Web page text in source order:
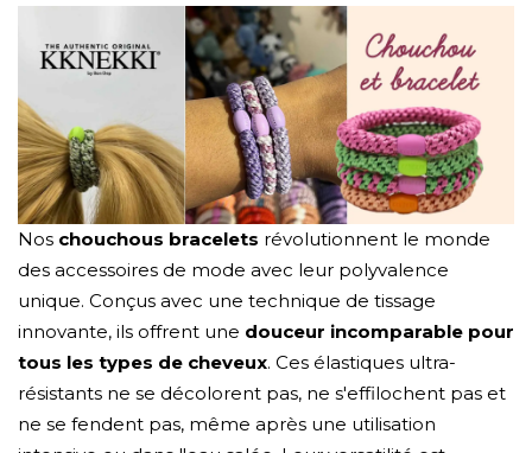
Nos chouchous bracelets révolutionnent le monde
des accessoires de mode avec leur polyvalence
unique. Conçus avec une technique de tissage
innovante, ils offrent une douceur incomparable pour
tous les types de cheveux. Ces élastiques ultra-
résistants ne se décolorent pas, ne s'effilochent pas et
ne se fendent pas, même après une utilisation